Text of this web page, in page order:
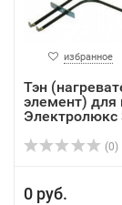
избранное
Тэн
элемент) для
Электролюкс
(0)
0 руб.